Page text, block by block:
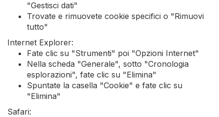
"Gestisci dati"
Trovate e rimuovete cookie specifici o "Rimuovi
tutto"
Internet Explorer:
Fate clic su "Strumenti" poi "Opzioni Internet"
Nella scheda "Generale", sotto "Cronologia
esplorazioni", fate clic su "Elimina"
Spuntate la casella "Cookie" e fate clic su
"Elimina"
Safari: